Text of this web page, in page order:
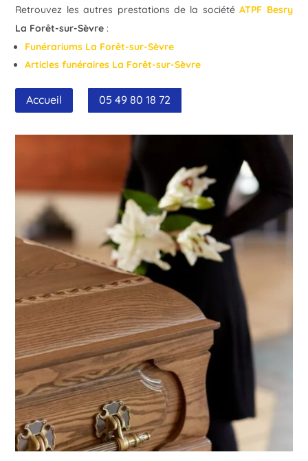
Retrouvez les autres prestations de la sociétéATPF Besry
La Forêt-sur-Sèvre :
Funérariums La Forêt-sur-Sèvre
Articles funéraires La Forêt-sur-Sèvre
Accueil 05 49 80 18 72